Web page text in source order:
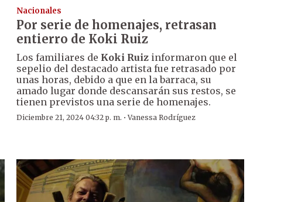
Nacionales
Por serie de homenajes, retrasan
entierro de Koki Ruiz
Los familiares de Koki Ruizinformaron que el
sepelio del destacado artista fue retrasado por
unas horas, debido a que en la barraca, su
amado lugar donde descansarán sus restos, se
tienen previstos una serie de homenajes.
Diciembre 21, 2024 04:32 p. m. ·Vanessa Rodríguez